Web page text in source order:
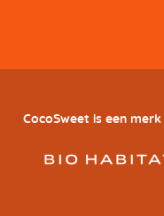
CocoSweet is een merk